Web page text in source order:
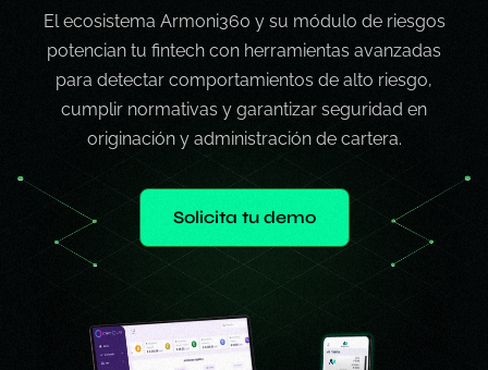
El ecosistema Armoni360 y su módulo de riesgos
potencian tu fintech con herramientas avanzadas
para detectar comportamientos de alto riesgo,
cumplir normativas y garantizar seguridad en
originacióny administración de cartera.
Solicita tu demo